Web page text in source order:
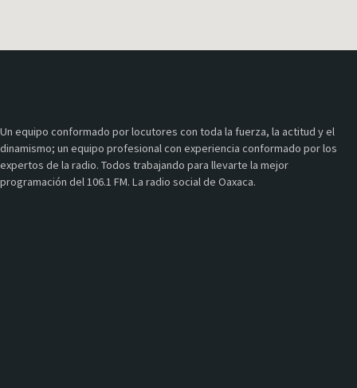
Un equipo conformado por locutores con toda la fuerza, la actitud y el
dinamismo; un equipo profesional con experiencia conformado por los
expertos de la radio. Todos trabajando para llevarte la mejor
programación del 106.1 FM. La radio social de Oaxaca.